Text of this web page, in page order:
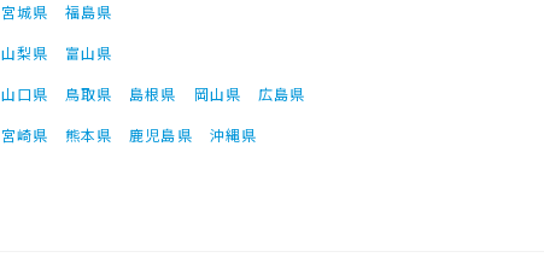
宮城県
福島県
山梨県
富山県
山口県 鳥取県 島根県 岡山県
広島県
宮崎県 熊本県 鹿児島県 沖縄県